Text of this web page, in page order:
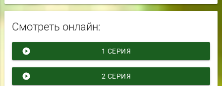
Смотреть онлайн:
play_circle_filled 1 СЕРИЯ
play_circle_filled 2 СЕРИЯ